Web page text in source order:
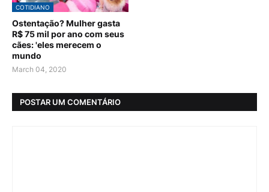
COTIDIANO
Ostentação? Mulher gasta
R$ 75 mil por ano com seus
cães: 'eles merecem o
mundo
March 04, 2020
POSTAR UM COMENTÁRIO